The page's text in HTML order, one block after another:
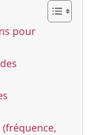
pour